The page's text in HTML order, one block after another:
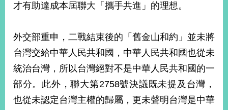
才有助達成本屆聯大「攜手共進」的理想。
外交部重申，二戰結束後的「舊金山和約」並未將
台灣交給中華人民共和國，中華人民共和國也從未
統治台灣，所以台灣絕對不是中華人民共和國的一
部分。此外，聯大第2758號決議既未提及台灣，
也從未認定台灣主權的歸屬，更未聲明台灣是中華